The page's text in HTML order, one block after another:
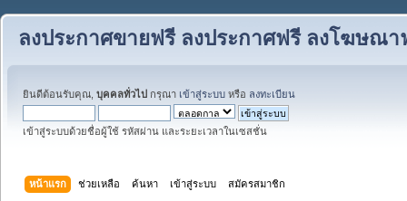
ลงประกาศขายฟรี ลงประกาศฟรี ลงโฆษณ
ยินดีต้อนรับคุณ, บุคคลทั่วไป กรุณา เข้าสู่ระบบ หรือ ลงทะเบียน
เข้าสู่ระบบด้วยชื่อผู้ใช้ รหัสผ่าน และระยะเวลาในเซสชั่น
หน้าแรก ช่วยเหลือ ค้นหา เข้าสู่ระบบ สมัครสมาชิก